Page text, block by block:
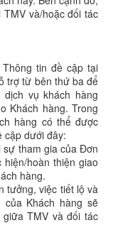
và/hoặc đối tác
tin đề cập tại
trợ từ bên thứ ba để
vụ khách hàng
Khách hàng. Trong
hàng có thể được
cập dưới đây:
tham gia của Đơn
hoàn thiện giao
hàng.
tưởng, việc tiết lộ và
Khách hàng sẽ
TMV và đối tác